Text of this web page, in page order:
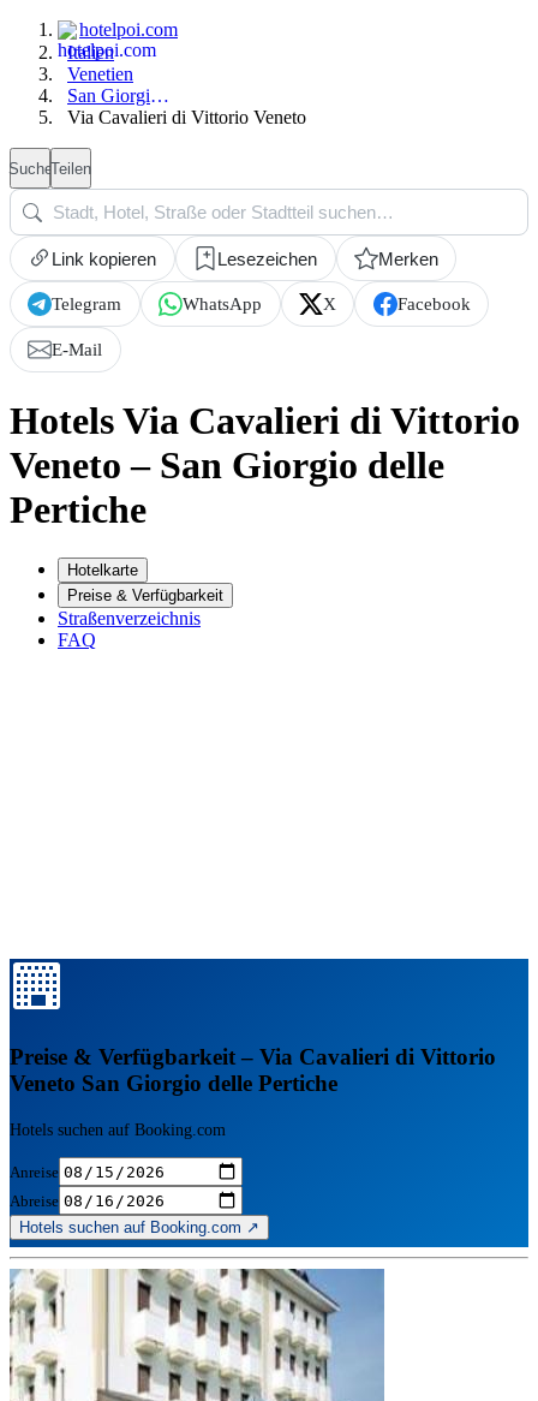
hotelpoi.com
Italien
Venetien
San Giorgio delle Pertiche
Via Cavalieri di Vittorio Veneto
SucheTeilen
Link kopieren Lesezeichen Merken
Telegram WhatsApp X Facebook
E-Mail
Hotels Via Cavalieri di Vittorio
Veneto – San Giorgio delle
Pertiche
Hotelkarte
Preise & Verfügbarkeit
Straßenverzeichnis
FAQ
Preise & Verfügbarkeit – Via Cavalieri di Vittorio
Veneto San Giorgio delle Pertiche
Hotels suchen auf Booking.com
Anreise
Abreise
Hotels suchen auf Booking.com ↗